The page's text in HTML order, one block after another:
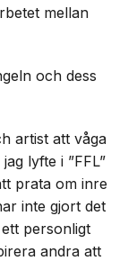
mellan
och dess
artist att våga
lyfte i ”FFL”
prata om inre
inte gjort det
personligt
andra att